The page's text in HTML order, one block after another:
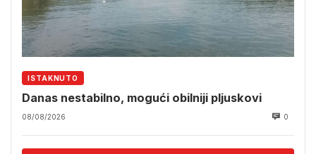
ISTAKNUTO
Danas nestabilno, mogući obilniji pljuskovi
08/08/2026 0